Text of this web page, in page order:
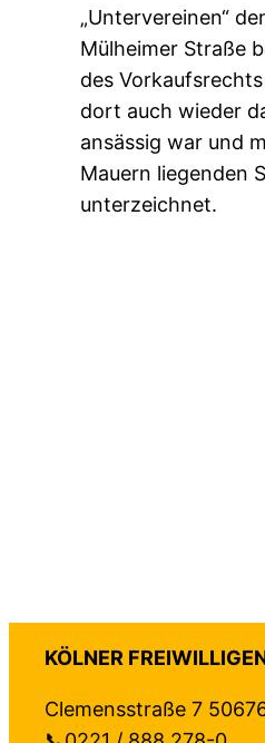
„Untervereinen“
Mülheimer Straße
des
dort auch wieder
ansässig war und
Mauern liegenden
unterzeichnet.
KÖLNER
Clemensstraße 7